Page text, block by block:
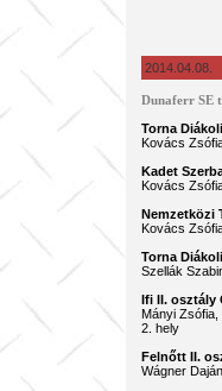
2014.04.08.
Dunaferr SE
Torna
Kovács
Kadet
Kovács
Nemzetközi
Kovács
Torna
Szellák
Ifi II. osztály
Mányi
2. hely
Felnőtt II.
Wágner